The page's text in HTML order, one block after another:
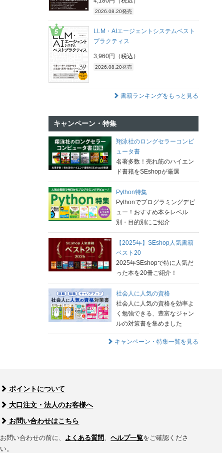
2026.08.20発売
LLM・AIエージェントシステムベスト
プラクティス
3,960円（税込）
2026.08.20発売
書籍ランキングをもっと見る
キャンペーン・特集
翔泳社のロングセラーコンピ
ュータ書
名著多数！売れ筋のハイエン
ド書籍をSEshopが厳選
Python特集
Pythonでプログラミングデビ
ュー！おすすめ本をレベル
別・目的別にご紹介
【2025年】SEshop人気書籍
ベスト20
2025年SEshopで特に人気だ
った本を20冊ご紹介！
社会人に人気の資格
社会人に人気の資格を効率よ
く勉強できる、豊富なジャン
ルの対策書を集めました
キャンペーン・特集一覧を見る
ポイントについて
大口注文・法人のお客様へ
お問い合わせはこちら
お問い合わせの前に、 よくある質問、ヘルプ一覧をご確認くださ
い。